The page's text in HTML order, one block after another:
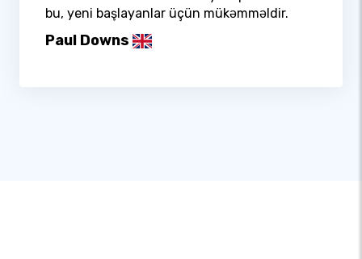
bu, yeni başlayanlar üçün mükəmməldir.
Paul Downs